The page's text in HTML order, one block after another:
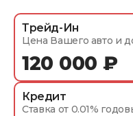
Трейд-Ин
Цена Вашего авто и
120 000 ₽
Кредит
Ставка от 0.01%